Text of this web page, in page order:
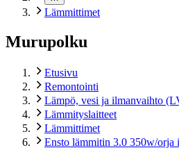
Lämmittimet
Murupolku
Etusivu
Remontointi
Lämpö, vesi ja ilmanvaihto
Lämmityslaitteet
Lämmittimet
Ensto lämmitin 3.0 350w/orja